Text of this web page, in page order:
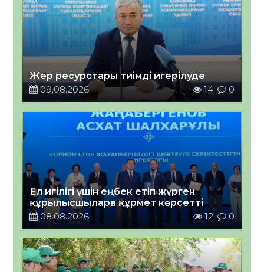
Жер ресурстары тиімді игерілуде
09.08.2026
14 0
Ел игілігі үшін еңбек етіп жүрген
құрылысшыларға құрмет көрсетті
08.08.2026
12 0